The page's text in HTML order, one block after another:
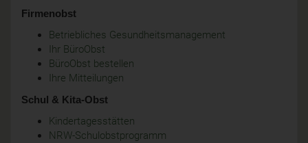
Firmenobst
Betriebliches Gesundheitsmanagement
Ihr BüroObst
BüroObst bestellen
Ihre Mitteilungen
Schul & Kita-Obst
Kindertagesstätten
NRW-Schulobstprogramm